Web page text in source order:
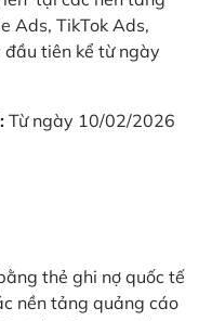
Ads, TikTok Ads,
tiên kể từ ngày
Từ ngày 10/02/2026
thẻ ghi nợ quốc tế
nền tảng quảng cáo